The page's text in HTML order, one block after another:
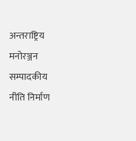
अन्तराष्ट्रिय
मनोरञ्जन
सम्पादकीय
नीति निर्माण